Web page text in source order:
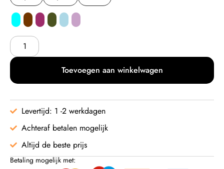
Toevoegen aan winkelwagen
Levertijd: 1 -2 werkdagen
Achteraf betalen mogelijk
Altijd de beste prijs
Betaling mogelijk met: